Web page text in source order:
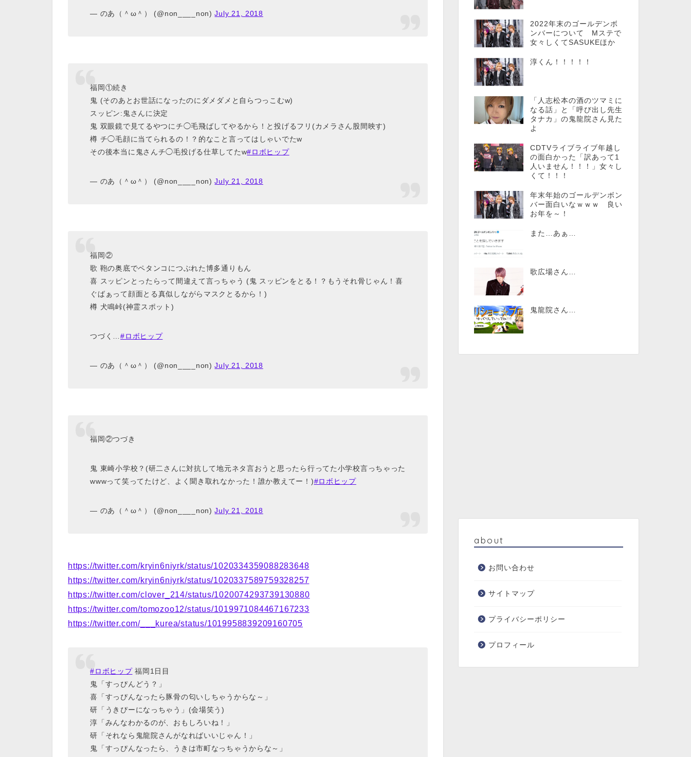
— のあ（＾ω＾） (@non____non)July 21, 2018
福岡①続き
鬼 (そのあとお世話になったのにダメダメと自らつっこむw)
スッピン:鬼さんに決定
鬼 双眼鏡で見てるやつにチ◯毛飛ばしてやるから！と投げるフリ(カメラさん股間映す)
樽 チ◯毛顔に当てられるの！？的なこと言ってはしゃいでたw
その後本当に鬼さんチ◯毛投げる仕草してたw#ロボヒップ
— のあ（＾ω＾） (@non____non)July 21, 2018
福岡②
歌 鞄の奥底でペタンコにつぶれた博多通りもん
喜 スッピンとったらって間違えて言っちゃう (鬼 スッピンをとる！？もうそれ骨じゃん！喜
ぐばぁって顔面とる真似しながらマスクとるから！)
樽 犬鳴峠(神霊スポット)
つづく…#ロボヒップ
— のあ（＾ω＾） (@non____non)July 21, 2018
福岡②つづき
鬼 東崎小学校？(研二さんに対抗して地元ネタ言おうと思ったら行ってた小学校言っちゃった
wwwって笑ってたけど、よく聞き取れなかった！誰か教えてー！)#ロボヒップ
— のあ（＾ω＾） (@non____non)July 21, 2018
https://twitter.com/kryin6niyrk/status/1020334359088283648
https://twitter.com/kryin6niyrk/status/1020337589759328257
https://twitter.com/clover_214/status/1020074293739130880
https://twitter.com/tomozoo12/status/1019971084467167233
https://twitter.com/___kurea/status/1019958839209160705
#ロボヒップ福岡1日目
鬼「すっぴんどう？」
喜「すっぴんなったら豚骨の匂いしちゃうからな～」
研「うきぴーになっちゃう」(会場笑う)
淳「みんなわかるのが、おもしろいね！」
研「それなら鬼龍院さんがなればいいじゃん！」
鬼「すっぴんなったら、うきは市町なっちゃうからな～」
2022年末のゴールデンボ
ンバーについて Mステで
女々しくてSASUKEほか
淳くん！！！！！
「人志松本の酒のツマミに
なる話」と「呼び出し先生
タナカ」の鬼龍院さん見た
よ
CDTVライブライブ年越し
の面白かった「訳あって1
人いません！！！」女々し
くて！！！
年末年始のゴールデンボン
バー面白いなｗｗｗ 良い
お年を～！
また…あぁ…
歌広場さん…
鬼龍院さん…
about
お問い合わせ
サイトマップ
プライバシーポリシー
プロフィール